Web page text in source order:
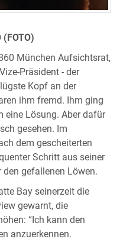
(FOTO)
München Aufsichtsrat,
Präsident - der
Kopf an der
ihm fremd. Ihm ging
eine Lösung. Aber dafür
gesehen. Im
dem gescheiterten
Schritt aus seiner
den gefallenen Löwen.
Bay seinerzeit die
gewarnt, die
“Ich kann den
anzuerkennen.